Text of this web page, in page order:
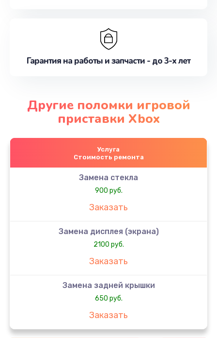
Гарантия на работы и запчасти - до 3-х лет
Другие поломки игровой
приставки Xbox
Услуга
Стоимость ремонта
Замена стекла
900 руб.
Заказать
Замена дисплея (экрана)
2100 руб.
Заказать
Замена задней крышки
650 руб.
Заказать